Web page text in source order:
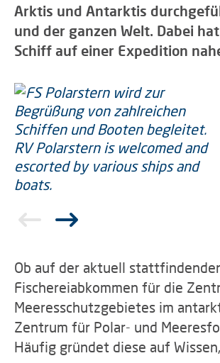
Arktis und Antarktis
und der ganzen Welt. Dabei
Schiff auf einer Expedition
Ob auf der aktuell
Fischereiabkommen für die
Meeresschutzgebietes im
Zentrum für Polar- und
Häufig gründet diese auf